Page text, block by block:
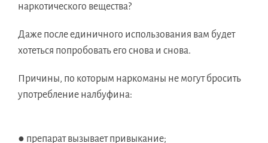
наркотического вещества?
Даже после единичного использования вам будет
хотеться попробовать его снова и снова.
Причины, по которым наркоманы не могут бросить
употребление налбуфина:
● препарат вызывает привыкание;